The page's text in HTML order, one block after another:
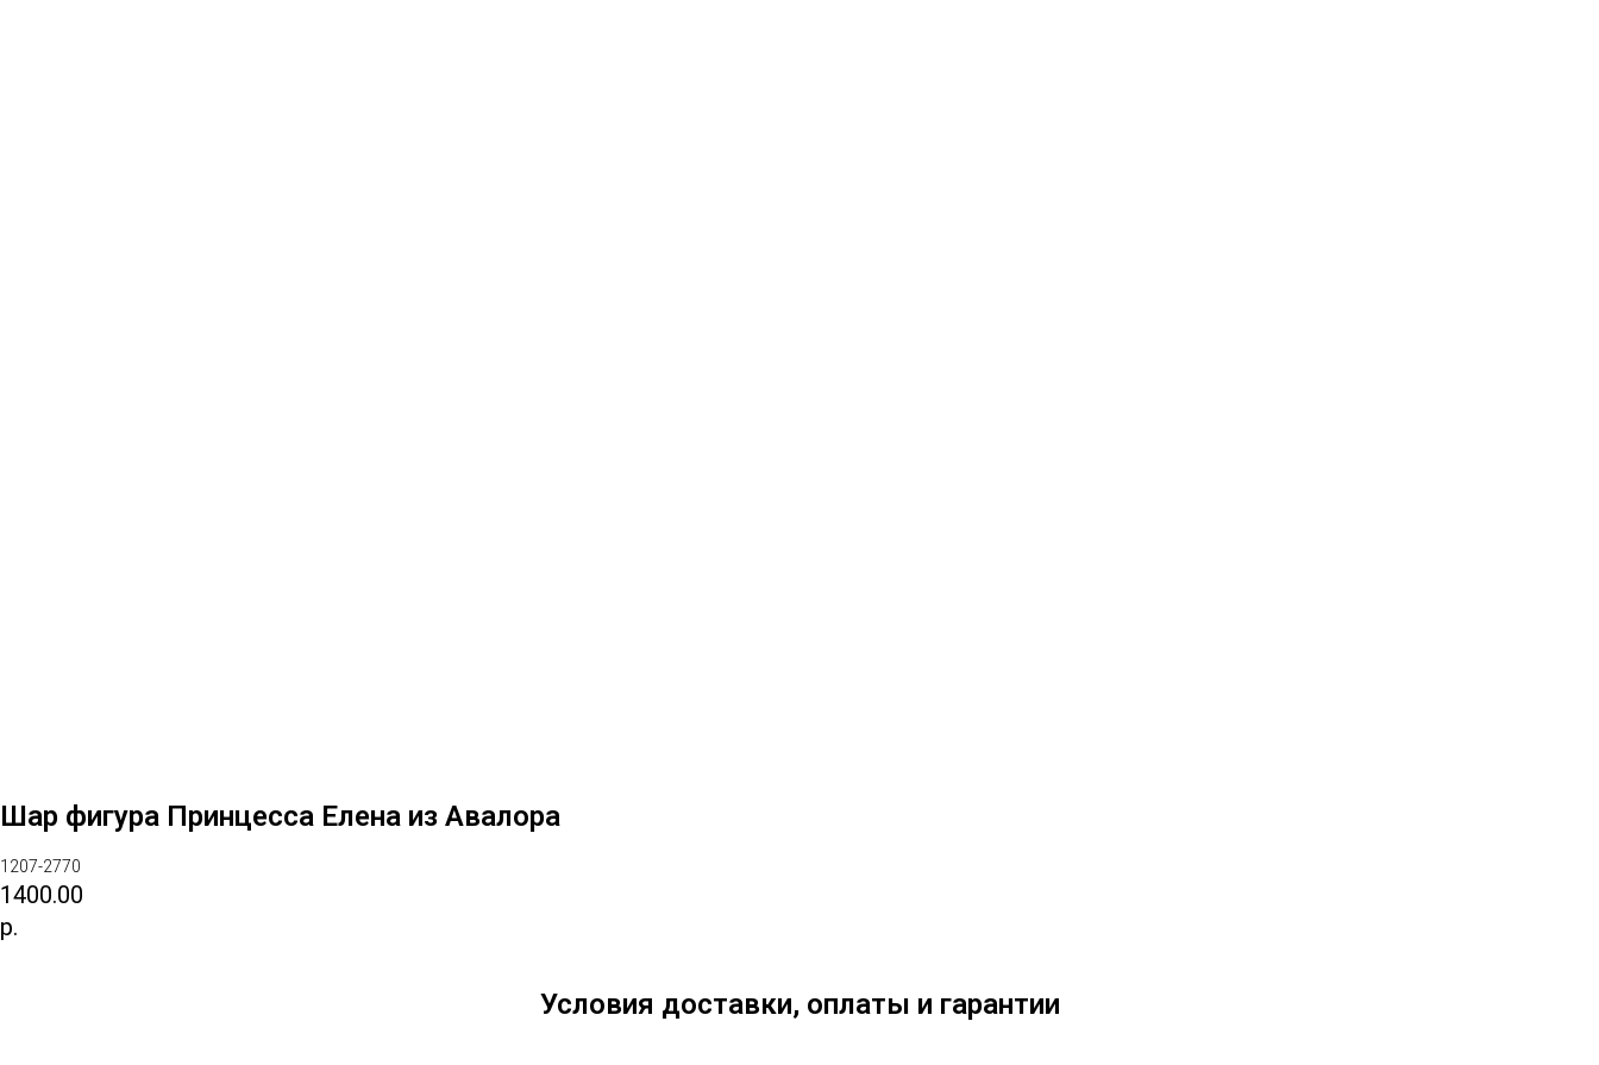
Шар фигура Принцесса Елена из Авалора
1207-2770
1400.00
р.
Условия доставки, оплаты и гарантии